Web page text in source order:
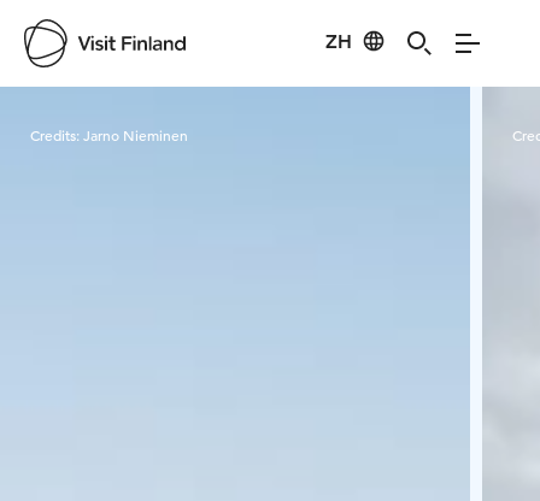
ZH
Credits:Jarno Nieminen